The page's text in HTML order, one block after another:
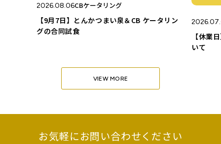
2026.08.06CBケータリング
【9月7日】とんかつまい泉＆CB ケータリン
グの合同試食
【休業
いて
VIEW MORE
お気軽にお問い合わせください